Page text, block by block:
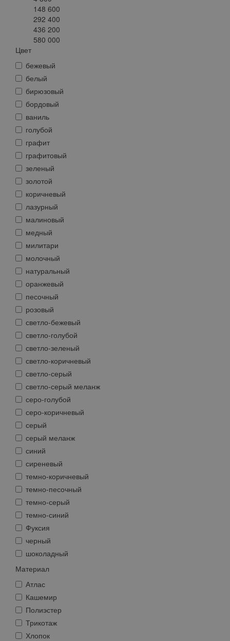
148 600
292 400
436 200
580 000
Цвет
бежевый
белый
бирюзовый
бордовый
ваниль
голубой
графит
графитовый
зеленый
золотой
коричневый
лазурный
малиновый
медный
милитари
молочный
натуральный
оранжевый
песочный
розовый
светло-бежевый
светло-голубой
светло-зеленый
светло-коричневый
светло-серый
светло-серый меланж
серо-голубой
серо-коричневый
серый
серый меланж
синий
сиреневый
темно-коричневый
темно-песочный
темно-серый
темно-синий
Фуксия
черный
шоколадный
Материал
Атлас
Кашемир
Полиэстер
Трикотаж
Хлопок